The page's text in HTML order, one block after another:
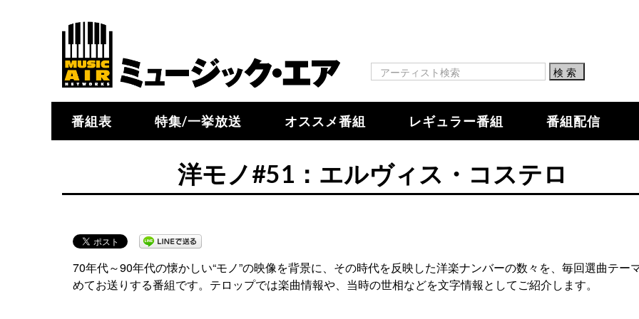
番組表 特集/一挙放送 オススメ番組 レギュラー番組 番組配信
洋モノ#51：エルヴィス・コステロ
70年代～90年代の懐かしい“モノ”の映像を背景に、その時代を反映した洋楽ナンバーの数々を、毎回選曲テー
めてお送りする番組です。テロップでは楽曲情報や、当時の世相などを文字情報としてご紹介します。